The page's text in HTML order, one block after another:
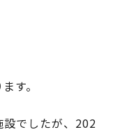
す。
でしたが、202